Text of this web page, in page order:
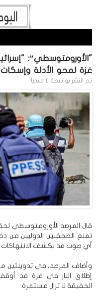
"الأورومتوسطي”:
غزة لمحو الأدلة وإسكات
تم النشر بواسطة لا ميديا
قال المرصد الأورومتوسطي
تمنع الصحفيين الدوليين من
أي صوت قد يكشف الانتهاكات
وأضاف المرصد، في
إطلاق النار في غزة قد
الحقيقة لا تزال مستمرة.